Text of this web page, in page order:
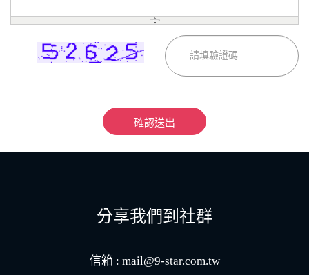
確認送出
分享我們到社群
信箱 : mail@9-star.com.tw